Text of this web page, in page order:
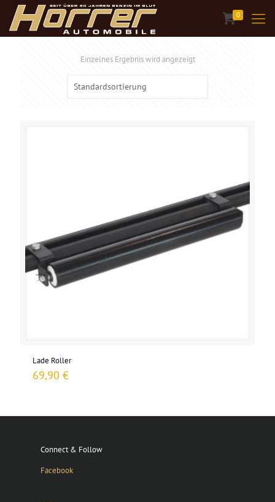
0
Einzelnes Ergebnis wird angezeigt
Lade Roller
69,90 €
Connect & Follow
Facebook